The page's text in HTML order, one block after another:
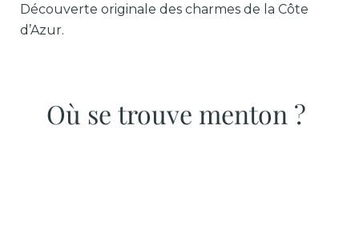
Découverte originale des charmes de la Côte
d’Azur.
Où se trouve menton ?